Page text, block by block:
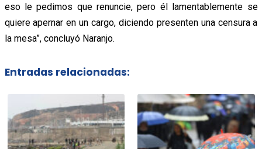
eso le pedimos que renuncie, pero él lamentablemente se
quiere apernar en un cargo, diciendo presenten una censura a
la mesa”, concluyó Naranjo.
Entradas relacionadas: